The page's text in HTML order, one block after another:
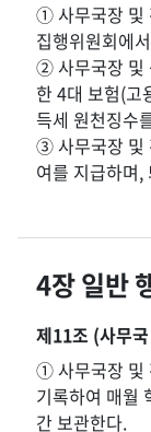
① 사무국장 및
집행위원회에
② 사무국장 및
한 4대 보험(고
득세 원천징수
③ 사무국장 및
여를 지급하며,
4장 일반
제11조 (사무
① 사무국장 및
기록하여 매월
간 보관한다.